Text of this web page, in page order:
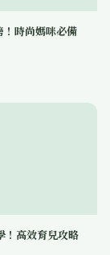
時尚媽咪必備
！高效育兒攻略